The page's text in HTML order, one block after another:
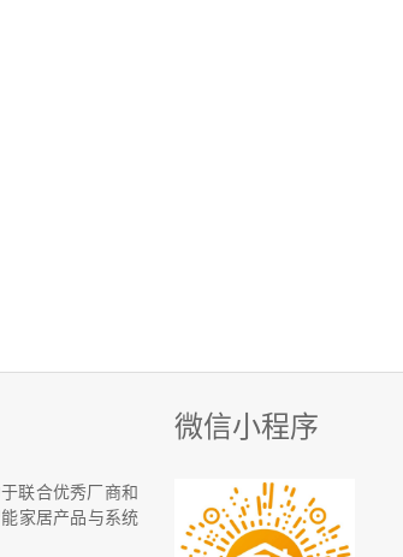
联合优秀厂商和
家居产品与系统
微信小程序